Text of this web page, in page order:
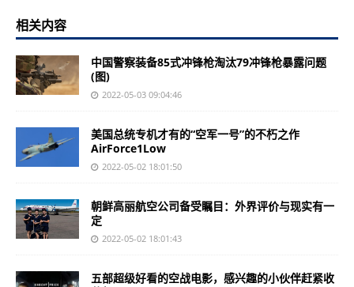
相关内容
中国警察装备85式冲锋枪淘汰79冲锋枪暴露问题
(图)
2022-05-03 09:04:46
美国总统专机才有的“空军一号”的不朽之作
AirForce1Low
2022-05-02 18:01:50
朝鲜高丽航空公司备受瞩目：外界评价与现实有一
定
2022-05-02 18:01:43
五部超级好看的空战电影，感兴趣的小伙伴赶紧收